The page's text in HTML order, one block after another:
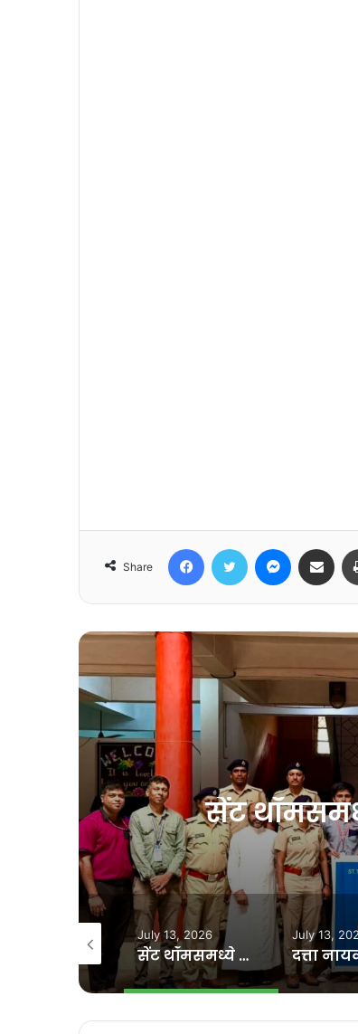
Share
FacebookTwitter Messenger
Share via
जनजागृती
सेंट थॉमसमध्ये व्यसनमुक्ती जनजागृती
July 13, 2026
​दत्ता नायक यांनी ​घेतला कोंकणी भाषा मंडळाचा राजीनामा मागे